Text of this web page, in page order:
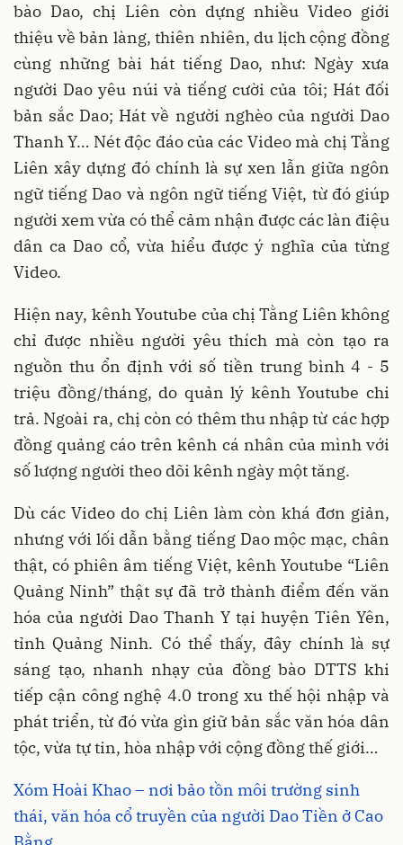
bào Dao, chị Liên còn dựng nhiều Video giới
thiệu về bản làng, thiên nhiên, du lịch cộng đồng
cùng những bài hát tiếng Dao, như: Ngày xưa
người Dao yêu núi và tiếng cười của tôi; Hát đối
bản sắc Dao; Hát về người nghèo của người Dao
Thanh Y… Nét độc đáo của các Video mà chị Tằng
Liên xây dựng đó chính là sự xen lẫn giữa ngôn
ngữ tiếng Dao và ngôn ngữ tiếng Việt, từ đó giúp
người xem vừa có thể cảm nhận được các làn điệu
dân ca Dao cổ, vừa hiểu được ý nghĩa của từng
Video.
Hiện nay, kênh Youtube của chị Tằng Liên không
chỉ được nhiều người yêu thích mà còn tạo ra
nguồn thu ổn định với số tiền trung bình 4 - 5
triệu đồng/tháng, do quản lý kênh Youtube chi
trả. Ngoài ra, chị còn có thêm thu nhập từ các hợp
đồng quảng cáo trên kênh cá nhân của mình với
số lượng người theo dõi kênh ngày một tăng.
Dù các Video do chị Liên làm còn khá đơn giản,
nhưng với lối dẫn bằng tiếng Dao mộc mạc, chân
thật, có phiên âm tiếng Việt, kênh Youtube “Liên
Quảng Ninh” thật sự đã trở thành điểm đến văn
hóa của người Dao Thanh Y tại huyện Tiên Yên,
tỉnh Quảng Ninh. Có thể thấy, đây chính là sự
sáng tạo, nhanh nhạy của đồng bào DTTS khi
tiếp cận công nghệ 4.0 trong xu thế hội nhập và
phát triển, từ đó vừa gìn giữ bản sắc văn hóa dân
tộc, vừa tự tin, hòa nhập với cộng đồng thế giới…
Xóm Hoài Khao – nơi bảo tồn môi trường sinh
thái, văn hóa cổ truyền của người Dao Tiền ở Cao